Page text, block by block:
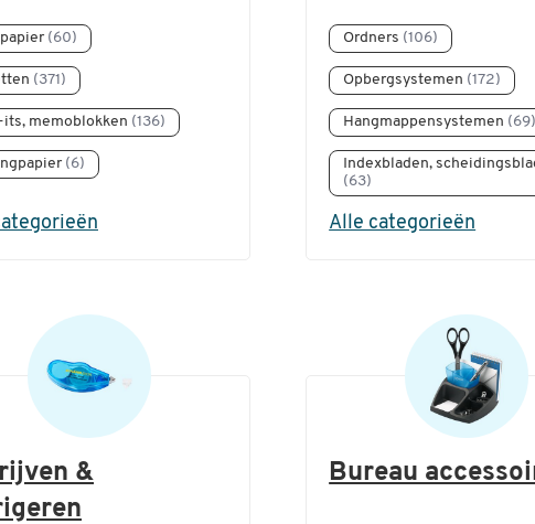
(60)
(371)
its, memoblokken (136)
(6)
Ordners (106)
Opbergsystemen (172)
Hangmappensystemen (69)
Indexbladen,
(63)
Alle categorieën
&
Bureau